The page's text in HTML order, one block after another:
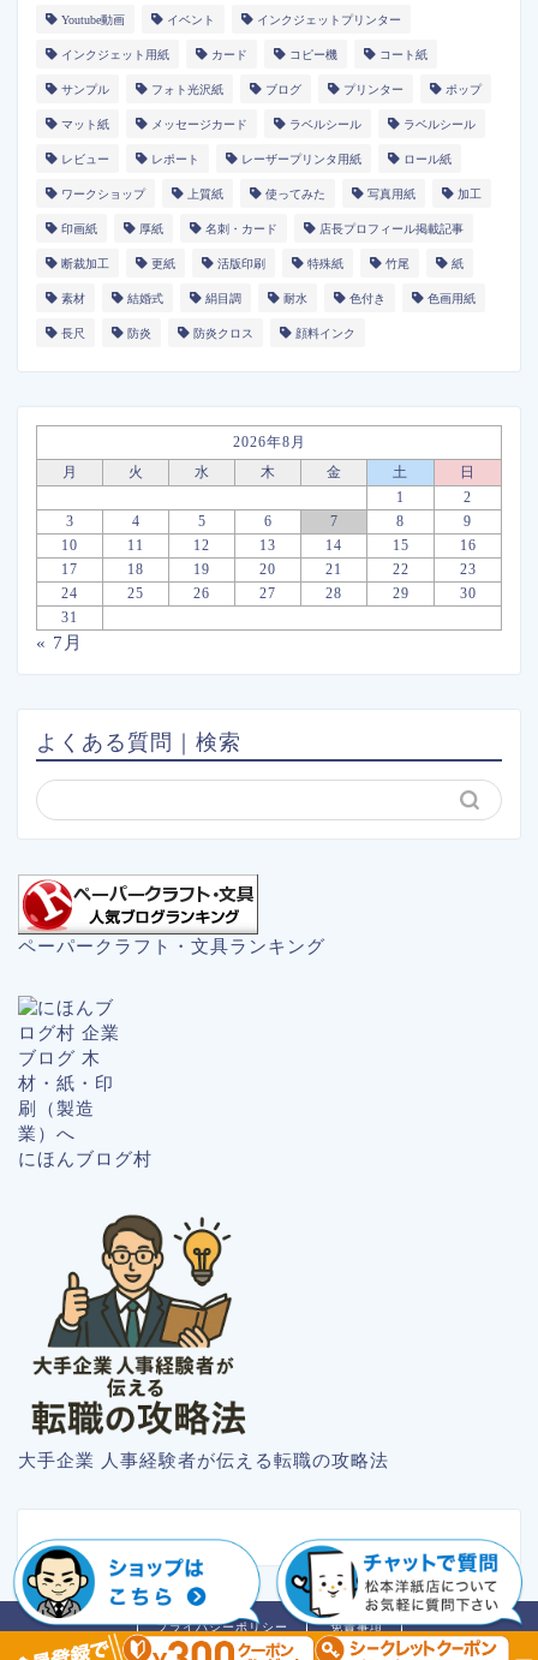
Youtube動画 イベント インクジェットプリンター
インクジェット用紙 カード コピー機 コート紙
サンプル フォト光沢紙 ブログ プリンター ポップ
マット紙 メッセージカード ラベルシール ラベルシール
レビュー レポート レーザープリンタ用紙 ロール紙
ワークショップ 上質紙 使ってみた 写真用紙 加工
印画紙 厚紙 名刺・カード 店長プロフィール掲載記事
断裁加工 更紙 活版印刷 特殊紙 竹尾 紙
素材 結婚式 絹目調 耐水 色付き 色画用紙
長尺 防炎 防炎クロス 顔料インク
2026年8月
月
火 水 木 金 土
日
1
2
3
4 5 6 7 8
9
10
11 12 13 14 15
16
17
18 19 20 21 22
23
24
25 26 27 28 29
30
31
« 7月
よくある質問｜検索
ペーパークラフト・文具ランキング
にほんブログ村
大手企業 人事経験者が伝える転職の攻略法
プライバシーポリシー 免責事項
2018–2026 紙のブログ